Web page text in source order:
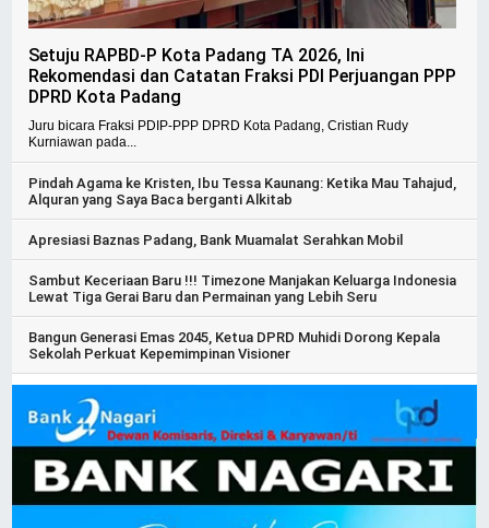
Setuju RAPBD-P Kota Padang TA 2026, Ini
Rekomendasi dan Catatan Fraksi PDI Perjuangan PPP
DPRD Kota Padang
Juru bicara Fraksi PDIP-PPP DPRD Kota Padang, Cristian Rudy
Kurniawan pada...
Pindah Agama ke Kristen, Ibu Tessa Kaunang: Ketika Mau Tahajud,
Alquran yang Saya Baca berganti Alkitab
Apresiasi Baznas Padang, Bank Muamalat Serahkan Mobil
Sambut Keceriaan Baru !!! Timezone Manjakan Keluarga Indonesia
Lewat Tiga Gerai Baru dan Permainan yang Lebih Seru
Bangun Generasi Emas 2045, Ketua DPRD Muhidi Dorong Kepala
Sekolah Perkuat Kepemimpinan Visioner